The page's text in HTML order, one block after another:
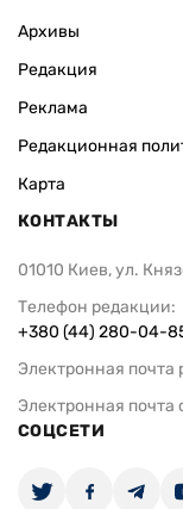
Архивы
Редакция
Реклама
Редакционная
Карта
КОНТАКТЫ
01010 Киев, ул.
Телефон редакции:
+380 (44) 280-04-
Электронная почта
Электронная
СОЦСЕТИ